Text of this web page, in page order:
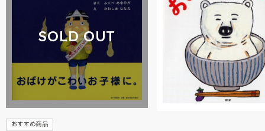
SOLD OUT
おすすめ商品